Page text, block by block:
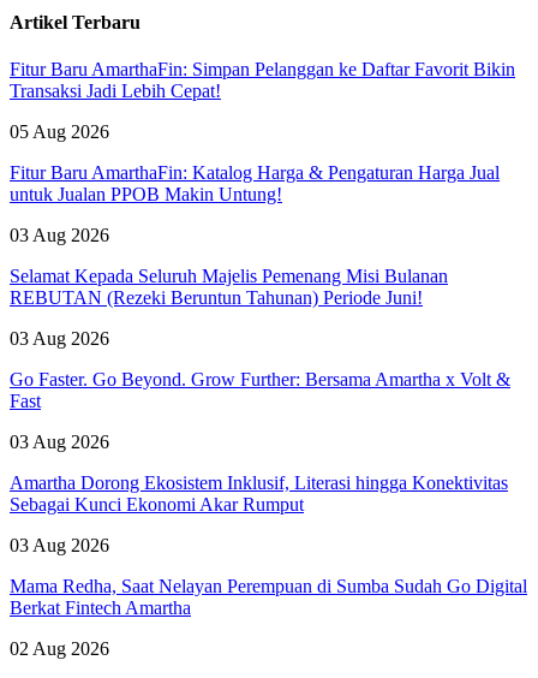
Artikel Terbaru
Fitur Baru AmarthaFin: Simpan Pelanggan ke Daftar Favorit Bikin
Transaksi Jadi Lebih Cepat!
05 Aug 2026
Fitur Baru AmarthaFin: Katalog Harga & Pengaturan Harga Jual
untuk Jualan PPOB Makin Untung!
03 Aug 2026
Selamat Kepada Seluruh Majelis Pemenang Misi Bulanan
REBUTAN (Rezeki Beruntun Tahunan) Periode Juni!
03 Aug 2026
Go Faster. Go Beyond. Grow Further: Bersama Amartha x Volt &
Fast
03 Aug 2026
Amartha Dorong Ekosistem Inklusif, Literasi hingga Konektivitas
Sebagai Kunci Ekonomi Akar Rumput
03 Aug 2026
Mama Redha, Saat Nelayan Perempuan di Sumba Sudah Go Digital
Berkat Fintech Amartha
02 Aug 2026